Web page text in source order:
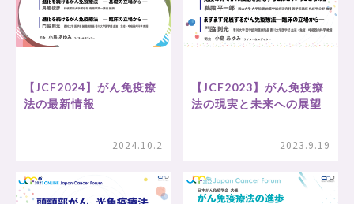
【JCF2024】がん免疫療
法の最新情報
2024.10.2
【JCF2023】がん免疫療
法の現実と未来への展望
2023.9.19